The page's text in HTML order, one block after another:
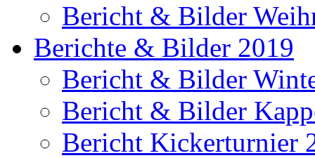
Bericht & Bilder
Berichte & Bilder 2019
Bericht & Bilder
Bericht & Bilder
Bericht Kickerturnier